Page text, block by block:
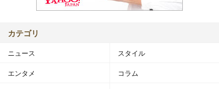
カテゴリ
ニュース スタイル
エンタメ コラム